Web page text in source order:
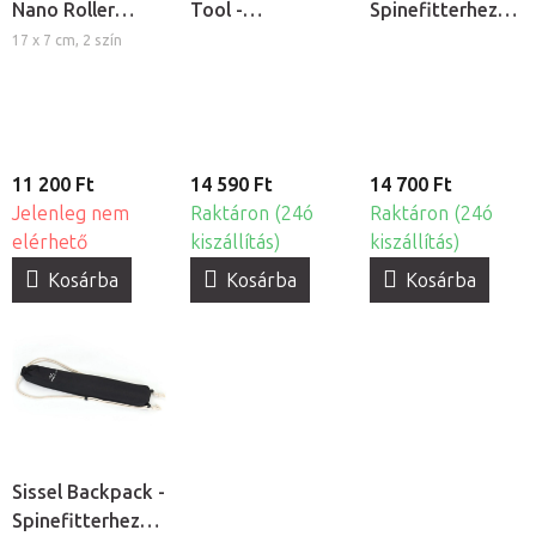
Nano Roller
masszázs henger
17 x 7 cm, 2 szín
11 200 Ft
Jelenleg nem
elérhető
Kosárba
Tool -
14 590 Ft
Raktáron (24ó
kiszállítás)
Kosárba
Spinefitterhez
14 700 Ft
Raktáron (24ó
kiszállítás)
Kosárba
Sissel Backpack -
Spinefitterhez